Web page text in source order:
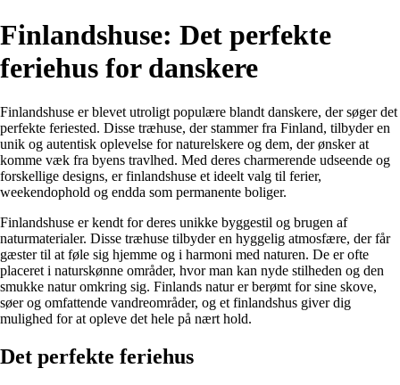
Finlandshuse: Det perfekte
feriehus for danskere
Finlandshuse er blevet utroligt populære blandt danskere, der søger det
perfekte feriested. Disse træhuse, der stammer fra Finland, tilbyder en
unik og autentisk oplevelse for naturelskere og dem, der ønsker at
komme væk fra byens travlhed. Med deres charmerende udseende og
forskellige designs, er finlandshuse et ideelt valg til ferier,
weekendophold og endda som permanente boliger.
Finlandshuse er kendt for deres unikke byggestil og brugen af
naturmaterialer. Disse træhuse tilbyder en hyggelig atmosfære, der får
gæster til at føle sig hjemme og i harmoni med naturen. De er ofte
placeret i naturskønne områder, hvor man kan nyde stilheden og den
smukke natur omkring sig. Finlands natur er berømt for sine skove,
søer og omfattende vandreområder, og et finlandshus giver dig
mulighed for at opleve det hele på nært hold.
Det perfekte feriehus